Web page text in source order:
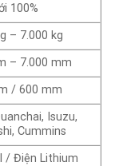
100%
– 7.000 kg
– 7.000 mm
/ 600 mm
Isuzu,
Cummins
/ Điện Lithium